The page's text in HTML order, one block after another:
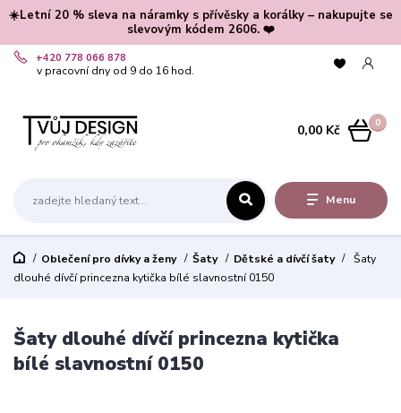
☀️Letní 20 % sleva na náramky s přívěsky a korálky – nakupujte se
slevovým kódem 2606. ❤️
Menu
+420 778 066 878
v pracovní dny od 9 do 16 hod.
0
0,00 Kč
Oblečení pro dívky a ženy Šaty Dětské a dívčí šaty
Šaty
dlouhé dívčí princezna kytička bílé slavnostní 0150
Šaty dlouhé dívčí princezna kytička
bílé slavnostní 0150